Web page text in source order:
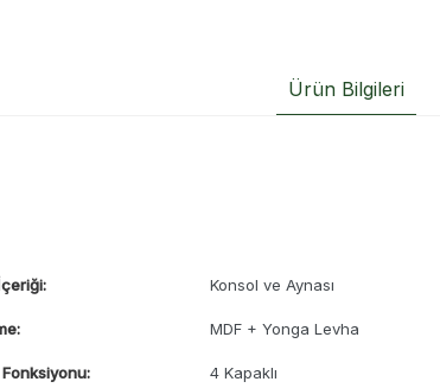
Ürün Bilgileri
Konsol ve Aynası
MDF + Yonga Levha
4 Kapaklı